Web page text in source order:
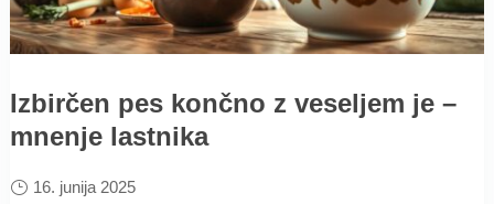
Izbirčen pes končno z veseljem je –
mnenje lastnika
16. junija 2025